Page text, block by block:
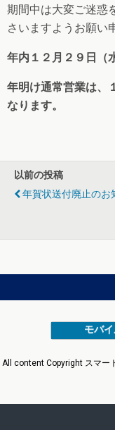
期間中は大変ご迷惑
さいますようお願い
年内１２月２９日（
年明け通常営業は、
なります。
以前の投稿
年賀状送付廃止のお
モバ
All content Copyright スマー